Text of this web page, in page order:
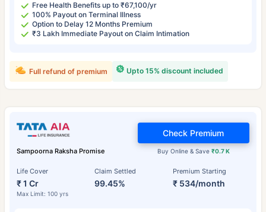
Free Health Benefits up to ₹67,100/yr
100% Payout on Terminal Illness
Option to Delay 12 Months Premium
₹3 Lakh Immediate Payout on Claim Intimation
Upto 15% discount included
Full refund of premium
Sampoorna Raksha Promise
Life Cover
₹ 1 Cr
Max Limit: 100 yrs
Claim Settled
99.45%
Premium Starting
₹ 534/month
Buy Online & Save ₹0.7 K
Check Premium